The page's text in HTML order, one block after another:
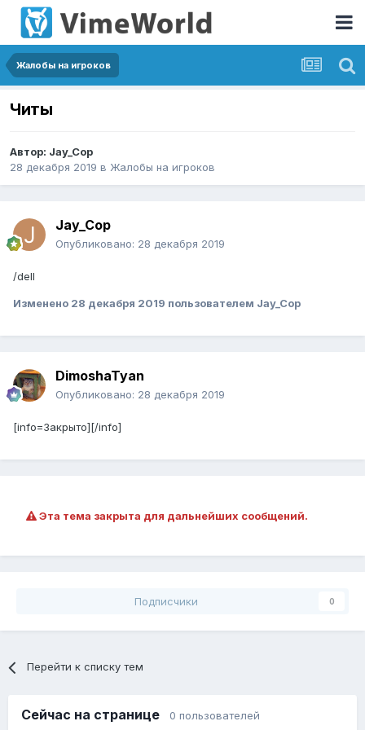
Жалобы на игроков
Читы
Автор: Jay_Cop
28 декабря 2019 в Жалобы на игроков
Jay_Cop
Опубликовано: 28 декабря 2019
/dell
Изменено 28 декабря 2019 пользователем Jay_Cop
DimoshaTyan
Опубликовано: 28 декабря 2019
[info=Закрыто][/info]
Эта тема закрыта для дальнейших сообщений.
Подписчики 0
Перейти к списку тем
Сейчас на странице 0 пользователей